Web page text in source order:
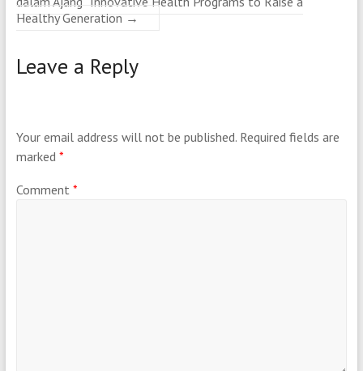
Healthy Generation →
Leave a Reply
Your email address will not be published. Required fields are
marked *
Comment *